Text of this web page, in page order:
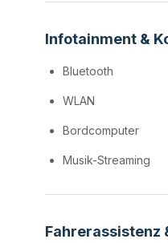
Infotainment &
Bluetooth
WLAN
Bordcomputer
Musik-Streaming
Fahrerassistenz